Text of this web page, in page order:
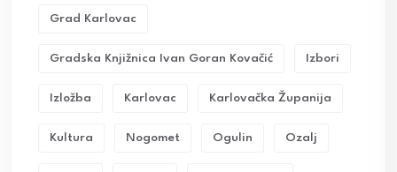
Grad Karlovac
Gradska Knjižnica Ivan Goran Kovačić Izbori
Izložba Karlovac Karlovačka Županija
Kultura Nogomet Ogulin Ozalj